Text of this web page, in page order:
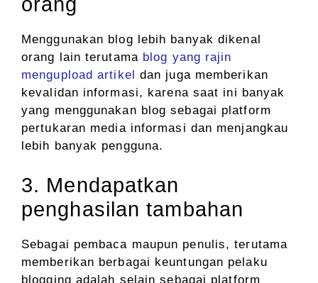
Menggunakan blog lebih banyak dikenal
orang lain terutama blog yang rajin
mengupload artikel dan juga memberikan
kevalidan informasi, karena saat ini banyak
yang menggunakan blog sebagai platform
pertukaran media informasi dan menjangkau
lebih banyak pengguna.
3. Mendapatkan
penghasilan tambahan
Sebagai pembaca maupun penulis, terutama
memberikan berbagai keuntungan pelaku
blogging adalah selain sebagai platform